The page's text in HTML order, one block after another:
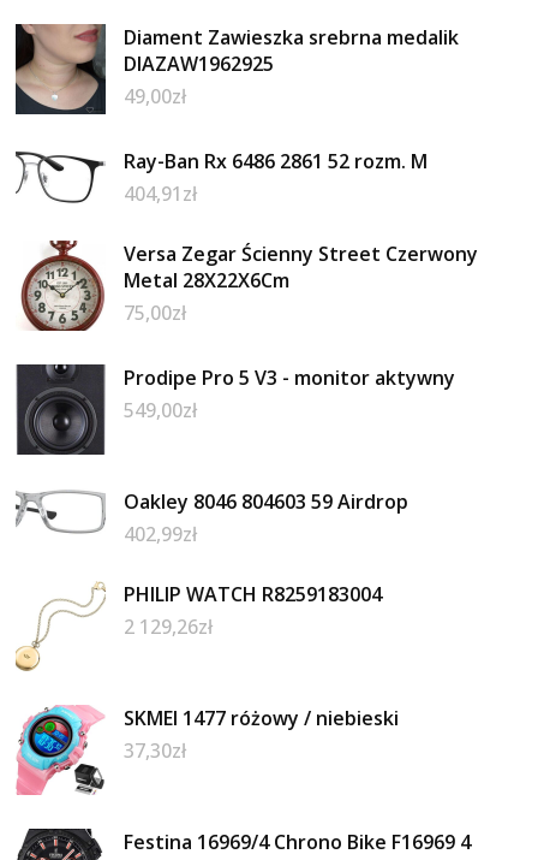
Diament Zawieszka srebrna medalik
DIAZAW1962925
49,00zł
Ray-Ban Rx 6486 2861 52 rozm. M
404,91zł
Versa Zegar Ścienny Street Czerwony
Metal 28X22X6Cm
75,00zł
Prodipe Pro 5 V3 - monitor aktywny
549,00zł
Oakley 8046 804603 59 Airdrop
402,99zł
PHILIP WATCH R8259183004
2 129,26zł
SKMEI 1477 różowy / niebieski
37,30zł
Festina 16969/4 Chrono Bike F16969 4